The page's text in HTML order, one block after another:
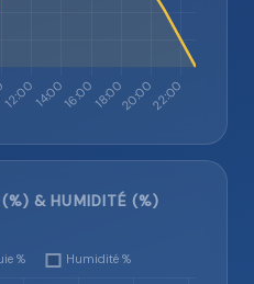
(%) & HUMIDITÉ (%)